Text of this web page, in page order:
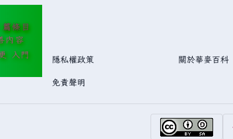
篇條目
內容
入門 隱私權政策 關於華麥百科
免責聲明